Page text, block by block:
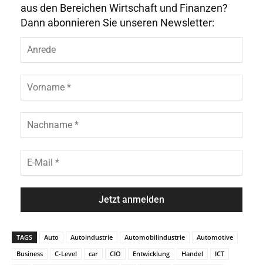
aus den Bereichen Wirtschaft und Finanzen?
Dann abonnieren Sie unseren Newsletter:
r
e
e
r
n
m
c
h
a
M
a
l
TAGS Auto Autoindustrie Automobilindustrie
Automotive
Business
C-Level car CIO Entwicklung Handel
ICT